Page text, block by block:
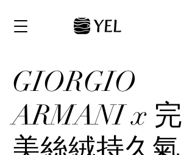
GIORGIO
ARMANI x 完